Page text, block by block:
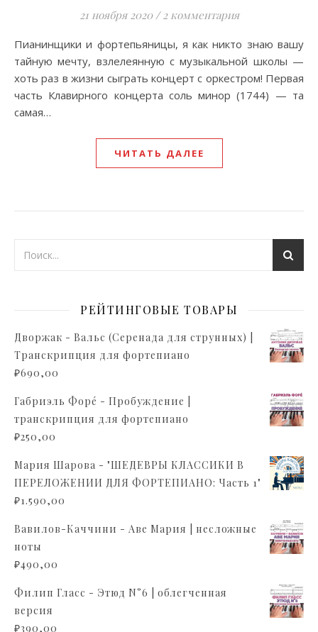
21 ноября 2020 / 2 комментария
Пианинщики и фортепьяницы, я как никто знаю вашу
тайную мечту, взлелеянную с музыкальной школы —
хоть раз в жизни сыграть концерт с оркестром! Первая
часть Клавирного концерта соль минор (1744) — та
самая…
ЧИТАТЬ ДАЛЕЕ
РЕЙТИНГОВЫЕ ТОВАРЫ
Дворжак - Вальс (Серенада для струнных) |
Транскрипция для фортепиано
₽690,00
Габриэль Форé - Пробуждение |
транскрипция для фортепиано
₽250,00
Мария Шарова - "ШЕДЕВРЫ КЛАССИКИ В
ПЕРЕЛОЖЕНИИ ДЛЯ ФОРТЕПИАНО: Часть 1"
₽1.590,00
Вавилов-Каччини - Аве Мария | несложные
ноты
₽490,00
Филип Гласс - Этюд N°6 | облегченная
версия
₽390,00